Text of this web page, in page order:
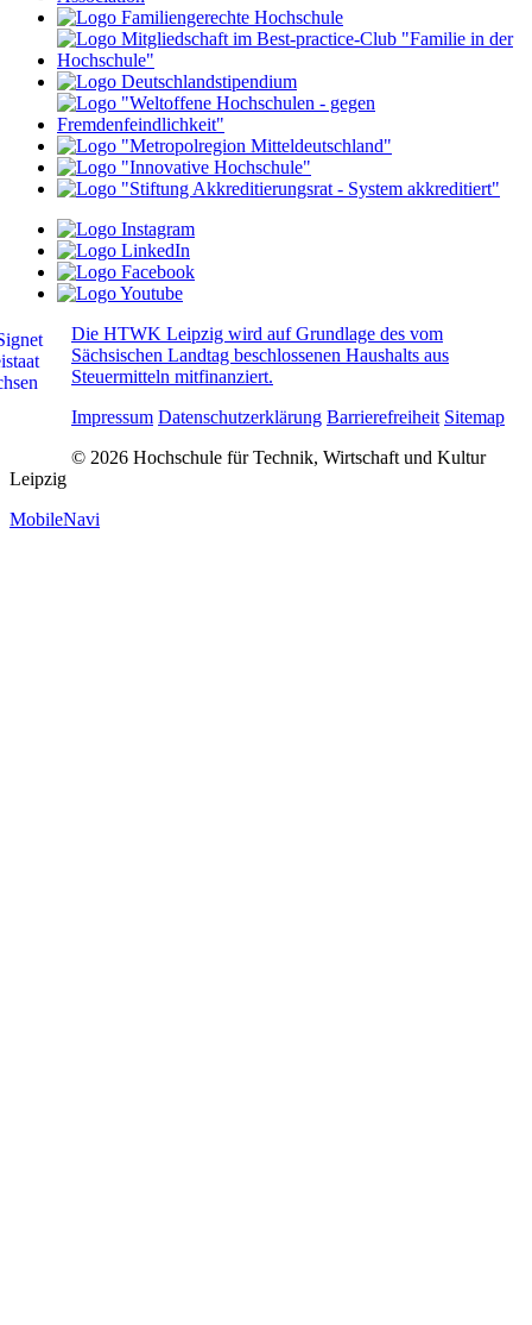
Die HTWK Leipzig wird auf Grundlage des vom
Sächsischen Landtag beschlossenen Haushalts aus
Steuermitteln mitfinanziert.
Impressum Datenschutzerklärung Barrierefreiheit Sitemap
© 2026 Hochschule für Technik, Wirtschaft und Kultur
Leipzig
MobileNavi